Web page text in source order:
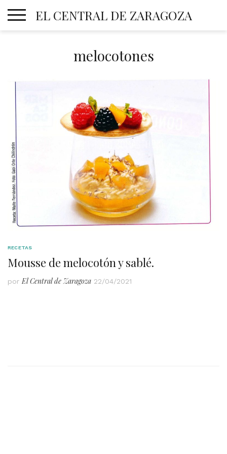
EL CENTRAL DE ZARAGOZA
melocotones
RECETAS
Mousse de melocotón y sablé.
por El Central de Zaragoza 22/04/2021